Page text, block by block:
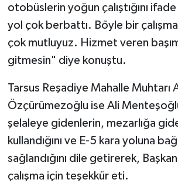
otobüslerin yoğun çalıştığını
yol çok berbattı. Böyle bir çalışma
çok mutluyuz. Hizmet veren
gitmesin" diye konuştu.
Tarsus Reşadiye Mahalle Muhtarı
Özçürümezoğlu ise Ali
şelaleye gidenlerin, mezarlığa
kullandığını ve E-5 kara yoluna
sağlandığını dile getirerek,
çalışma için teşekkür eti.